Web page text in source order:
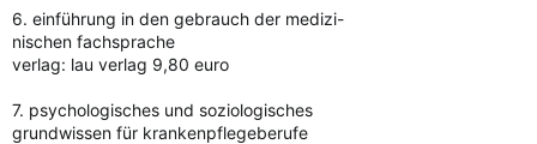
6. einführung in den gebrauch der medizi-
nischen fachsprache
verlag: lau verlag 9,80 euro
7. psychologisches und soziologisches
grundwissen für krankenpflegeberufe